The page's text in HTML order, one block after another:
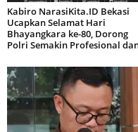
Kabiro NarasiKita.ID Bekasi
Ucapkan Selamat Hari
Bhayangkara ke-80, Dorong
Polri Semakin Profesional